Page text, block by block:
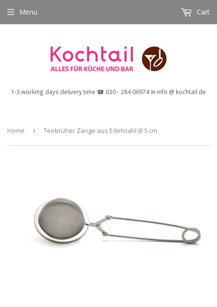
1-3 working days delivery time ☎ 030 - 284 06974 ✉ info @ kochtail.de
Menu Cart
Home › Teebrüher Zange aus Edelstahl Ø 5 cm